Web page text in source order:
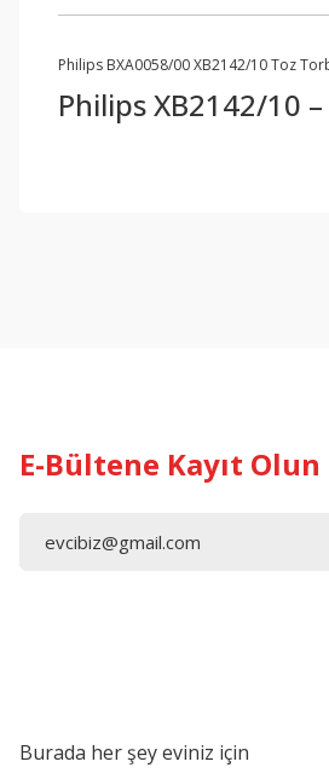
Philips BXA0058/00 XB2142/10 Toz
Philips XB2142/10
E-Bültene Kayıt Olun
Burada her şey eviniz için